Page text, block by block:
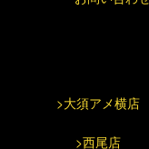
>大須アメ横店
>西尾店